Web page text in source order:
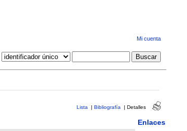
Mi cuenta
Lista | Bibliografía | Detalles
Enlaces